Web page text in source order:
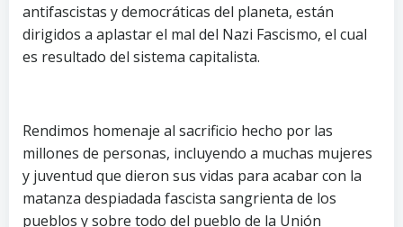
antifascistas y democráticas del planeta, están
dirigidos a aplastar el mal del Nazi Fascismo, el cual
es resultado del sistema capitalista.
Rendimos homenaje al sacrificio hecho por las
millones de personas, incluyendo a muchas mujeres
y juventud que dieron sus vidas para acabar con la
matanza despiadada fascista sangrienta de los
pueblos y sobre todo del pueblo de la Unión